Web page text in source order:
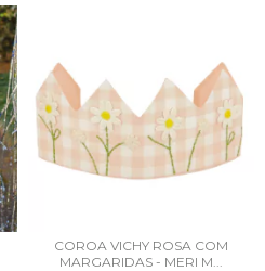
COROA VICHY ROSA COM
MARGARIDAS - MERI M...